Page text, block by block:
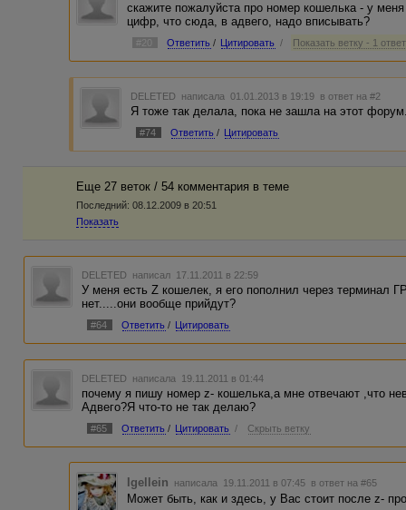
скажите пожалуйста про номер кошелька - у
цифр, что сюда, в адвего, надо вписывать?
#20 Ответить / Цитировать / Показать ветку - 1 ответ
DELETED написала 01.01.2013 в 19:19 в ответ на #2
Я тоже так делала, пока не зашла на этот
#74 Ответить / Цитировать
Еще 27 веток / 54 комментария в темe
Последний: 08.12.2009 в 20:51
Показать
DELETED написал 17.11.2011 в 22:59
У меня есть Z кошелек, я его пополнил через
нет.....они вообще прийдут?
#64 Ответить / Цитировать
DELETED написала 19.11.2011 в 01:44
почему я пишу номер z- кошелька,а мне отвечают ,что
Адвего?Я что-то не так делаю?
#65 Ответить / Цитировать / Скрыть ветку
Igellein написала 19.11.2011 в 07:45 в ответ на #65
Может быть, как и здесь, у Вас стоит после z-